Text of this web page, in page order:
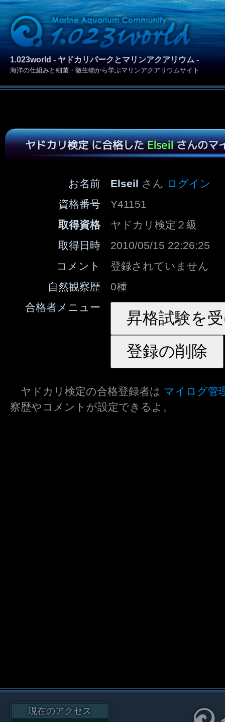
1.023world - ヤドカリパークとマリンアクアリウム -
海洋の仕組みと細菌・微生物から学ぶマリンアクアリウムサイト
ヤドカリ検定 に合格したElseilさんのマ
お名前 Elseil さん ログイン
資格番号
Y41151
取得資格
ヤドカリ検定２級
取得日時
2010/05/15 22:26:25
コメント
登録されていません
自然観察歴
0種
合格者メニュー
ヤドカリ検定の合格登録者は マイログ管
察歴やコメントが設定できるよ。
現在のアクセス